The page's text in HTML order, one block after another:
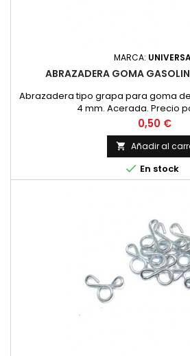
MARCA:
ABRAZADERA GOMA
Abrazadera tipo grapa para goma
4 mm. Acerada. Precio
Precio
0,50 €
 Añadir al
 En stock